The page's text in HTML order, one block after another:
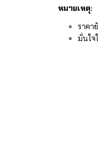
หมายเหตุ:
ราคา
มั่นใจ